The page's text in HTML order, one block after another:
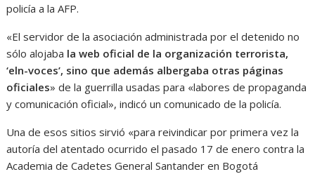
policía a la AFP.
«El servidor de la asociación administrada por el detenido no
sólo alojaba la web oficial de la organización terrorista,
‘eln-voces’, sino que además albergaba otras páginas
oficiales» de la guerrilla usadas para «labores de propaganda
y comunicación oficial», indicó un comunicado de la policía.
Una de esos sitios sirvió «para reivindicar por primera vez la
autoría del atentado ocurrido el pasado 17 de enero contra la
Academia de Cadetes General Santander en Bogotá